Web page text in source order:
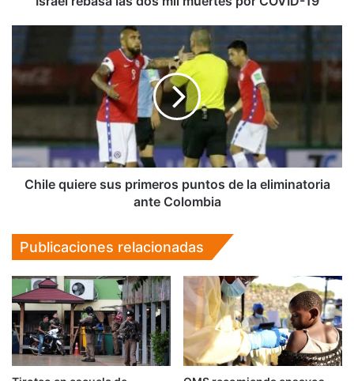
sus
primeros
eliminatoria
ante
Colombia
Chile quiere sus primeros puntos de la eliminatoria
ante Colombia
Publicaciones relacionadas